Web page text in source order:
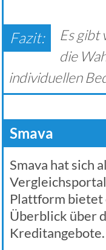
Es gibt
die
individuellen
Smava
Smava hat sich
Plattform bietet
Überblick über
Kreditangebote.